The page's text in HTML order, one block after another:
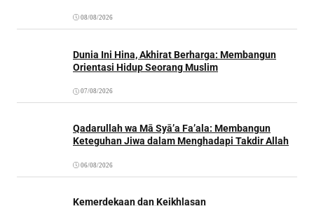
08/08/2026
Dunia Ini Hina, Akhirat Berharga: Membangun
Orientasi Hidup Seorang Muslim
07/08/2026
Qadarullah wa Mā Syā’a Fa’ala: Membangun
Keteguhan Jiwa dalam Menghadapi Takdir Allah
06/08/2026
Kemerdekaan dan Keikhlasan